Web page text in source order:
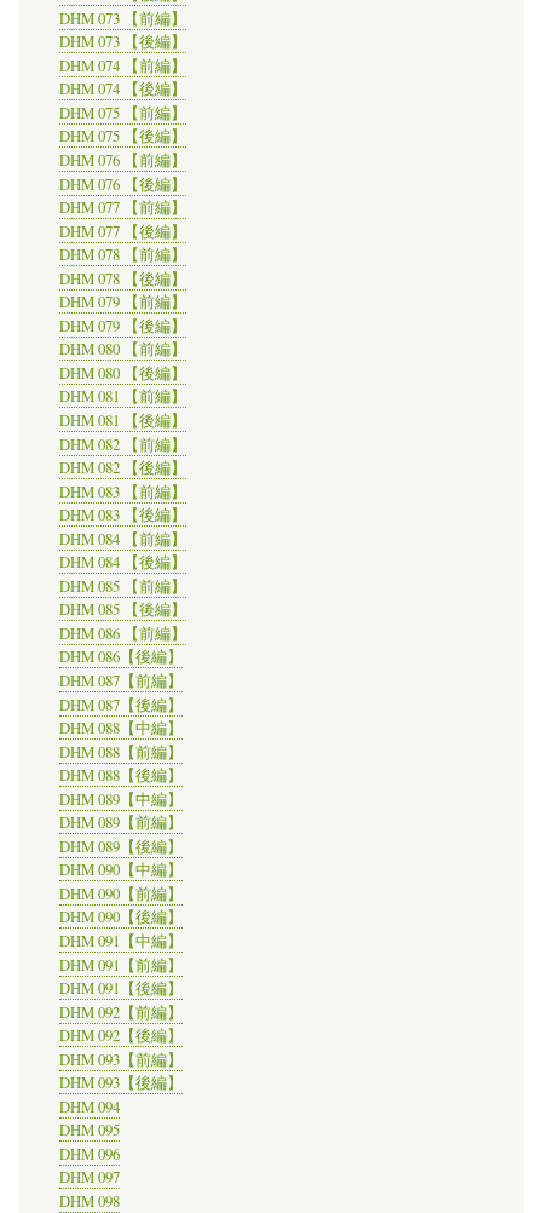
DHM 073 【前編】
DHM 073 【後編】
DHM 074 【前編】
DHM 074 【後編】
DHM 075 【前編】
DHM 075 【後編】
DHM 076 【前編】
DHM 076 【後編】
DHM 077 【前編】
DHM 077 【後編】
DHM 078 【前編】
DHM 078 【後編】
DHM 079 【前編】
DHM 079 【後編】
DHM 080 【前編】
DHM 080 【後編】
DHM 081 【前編】
DHM 081 【後編】
DHM 082 【前編】
DHM 082 【後編】
DHM 083 【前編】
DHM 083 【後編】
DHM 084 【前編】
DHM 084 【後編】
DHM 085 【前編】
DHM 085 【後編】
DHM 086 【前編】
DHM 086【後編】
DHM 087【前編】
DHM 087【後編】
DHM 088【中編】
DHM 088【前編】
DHM 088【後編】
DHM 089【中編】
DHM 089【前編】
DHM 089【後編】
DHM 090【中編】
DHM 090【前編】
DHM 090【後編】
DHM 091【中編】
DHM 091【前編】
DHM 091【後編】
DHM 092【前編】
DHM 092【後編】
DHM 093【前編】
DHM 093【後編】
DHM 094
DHM 095
DHM 096
DHM 097
DHM 098